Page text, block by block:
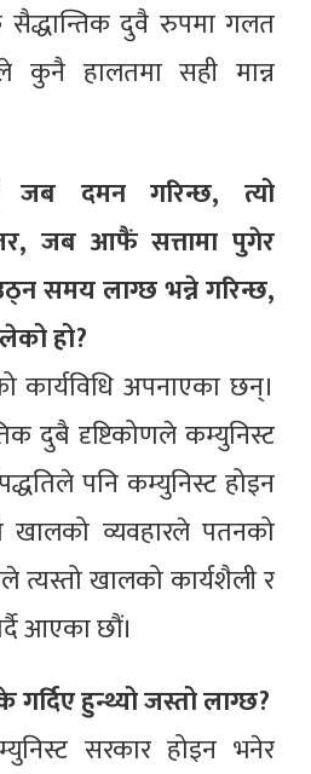
सैद्धान्तिक दुवै रुपमा गलत
कुनै हालतमा सही मान्न
जब दमन गरिन्छ, त्यो
जब आफैं सत्तामा पुगेर
समय लाग्छ भन्ने गरिन्छ,
हो?
अपनाएका छन्।
दुबै दृष्टिकोणले कम्युनिस्ट
पनि कम्युनिस्ट होइन
खालको व्यवहारले पतनको
त्यस्तो खालको कार्यशैली र
आएका छौं।
हुन्थ्यो जस्तो लाग्छ?
सरकार होइन भनेर